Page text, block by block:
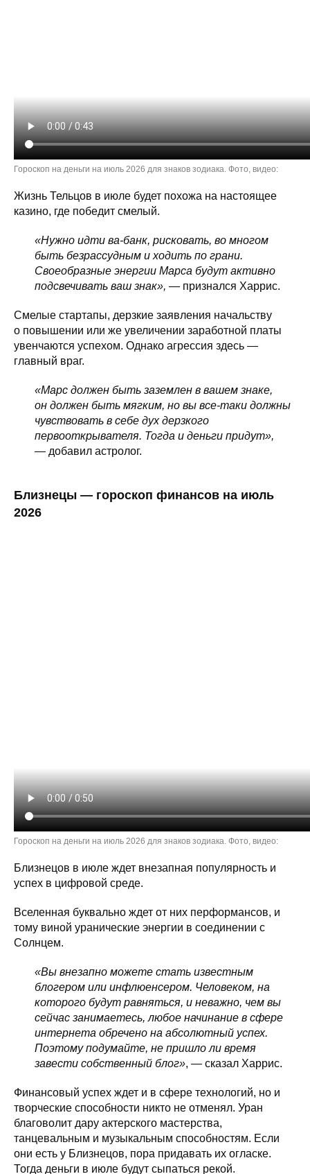
Гороскоп на деньги на июль 2026 для знаков зодиака. Фото, видео:
Жизнь Тельцов в июле будет похожа на настоящее
казино, где победит смелый.
«Нужно идти ва-банк, рисковать, во многом
быть безрассудным и ходить по грани.
Своеобразные энергии Марса будут активно
подсвечивать ваш знак», — признался Харрис.
Смелые стартапы, дерзкие заявления начальству
о повышении или же увеличении заработной платы
увенчаются успехом. Однако агрессия здесь —
главный враг.
«Марс должен быть заземлен в вашем знаке,
он должен быть мягким, но вы все-таки должны
чувствовать в себе дух дерзкого
первооткрывателя. Тогда и деньги придут»,
— добавил астролог.
Близнецы — гороскоп финансов на июль
2026
Гороскоп на деньги на июль 2026 для знаков зодиака. Фото, видео:
Близнецов в июле ждет внезапная популярность и
успех в цифровой среде.
Вселенная буквально ждет от них перформансов, и
тому виной уранические энергии в соединении с
Солнцем.
«Вы внезапно можете стать известным
блогером или инфлюенсером. Человеком, на
которого будут равняться, и неважно, чем вы
сейчас занимаетесь, любое начинание в сфере
интернета обречено на абсолютный успех.
Поэтому подумайте, не пришло ли время
завести собственный блог», — сказал Харрис.
Финансовый успех ждет и в сфере технологий, но и
творческие способности никто не отменял. Уран
благоволит дару актерского мастерства,
танцевальным и музыкальным способностям. Если
они есть у Близнецов, пора придавать их огласке.
Тогда деньги в июле будут сыпаться рекой.